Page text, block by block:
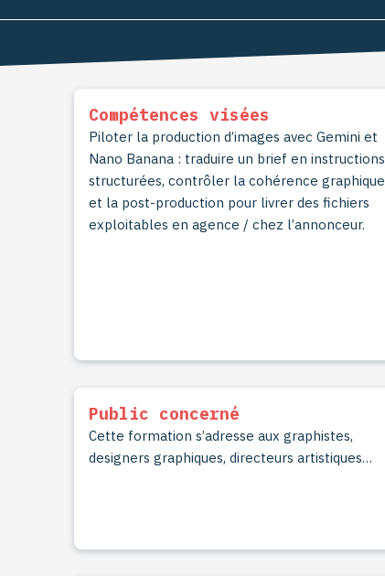
Compétences visées
Piloter la production d’images avec Gemini et
Nano Banana : traduire un brief en instructions
structurées, contrôler la cohérence graphique
et la post-production pour livrer des fichiers
exploitables en agence / chez l’annonceur.
Public concerné
Cette formation s’adresse aux graphistes,
designers graphiques, directeurs artistiques…